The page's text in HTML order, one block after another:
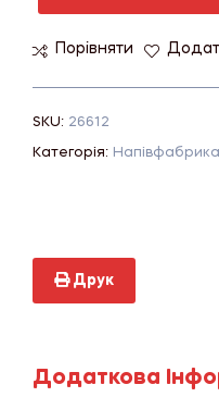
Порівняти
SKU: 26612
Категорія:
Друк
Додаткова